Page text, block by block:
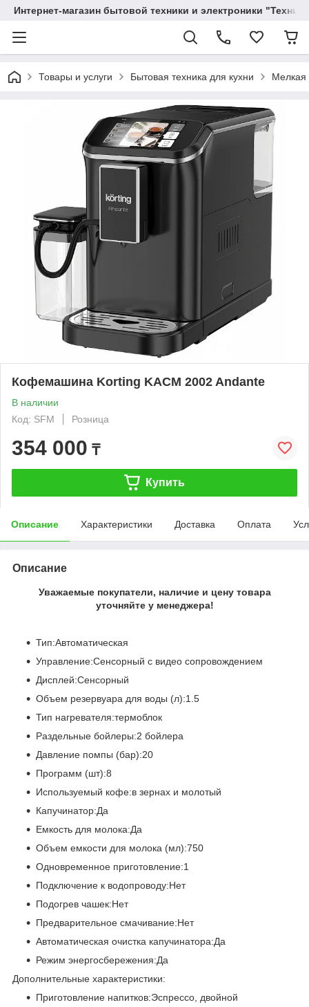
Интернет-магазин бытовой техники и электроники
Товары и услуги Бытовая техника для кухни Мелкая
Кофемашина Korting KACM 2002 Andante
В наличии
Код: SFM
Розница
354 000 ₸
Купить
Описание Характеристики Доставка Оплата
Описание
Уважаемые покупатели, наличие и цену товара
уточняйте у менеджера!
Тип:Автоматическая
Управление:Сенсорный с видео сопровождением
Дисплей:Сенсорный
Объем резервуара для воды (л):1.5
Тип нагревателя:термоблок
Раздельные бойлеры:2 бойлера
Давление помпы (бар):20
Программ (шт):8
Используемый кофе:в зернах и молотый
Капучинатор:Да
Емкость для молока:Да
Объем емкости для молока (мл):750
Одновременное приготовление:1
Подключение к водопроводу:Нет
Подогрев чашек:Нет
Предварительное смачивание:Нет
Автоматическая очистка капучинатора:Да
Режим энергосбережения:Да
Дополнительные характеристики:
Приготовление напитков:Эспрессо, двойной